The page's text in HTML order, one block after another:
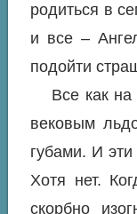
родиться в
и все –
подойти
Все как
вековым
губами. И
Хотя нет.
скорбно